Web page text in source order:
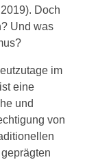
Doch
Und was
im
eine
und
von